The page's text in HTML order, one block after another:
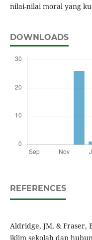
nilai-nilai moral yang
DOWNLOADS
REFERENCES
Aldridge, JM, & Fraser,
iklim sekolah dan